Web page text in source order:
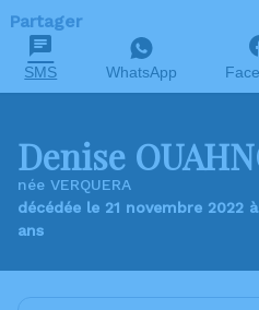
Partager
SMS WhatsApp
Denise
née VERQUERA
décédée le 21 novembre 2022
ans